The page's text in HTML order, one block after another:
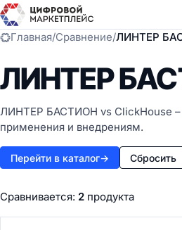
Главная/Сравнение/ЛИНТЕР
ЛИНТЕР
ЛИНТЕР БАСТИОН vs ClickHouse –
применения и внедрениям.
Перейти в каталог→ Сбросить
Сравнивается: 2 продукта